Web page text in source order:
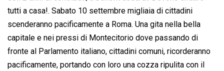
k
p
n
k
tutti a casa!. Sabato 10 settembre migliaia di cittadini
scenderanno pacificamente a Roma. Una gita nella bella
capitale e nei pressi di Montecitorio dove passando di
fronte al Parlamento italiano, cittadini comuni, ricorderanno
pacificamente, portando con loro una cozza ripulita con il